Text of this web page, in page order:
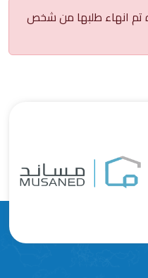
تم انهاء طلبها من شخص